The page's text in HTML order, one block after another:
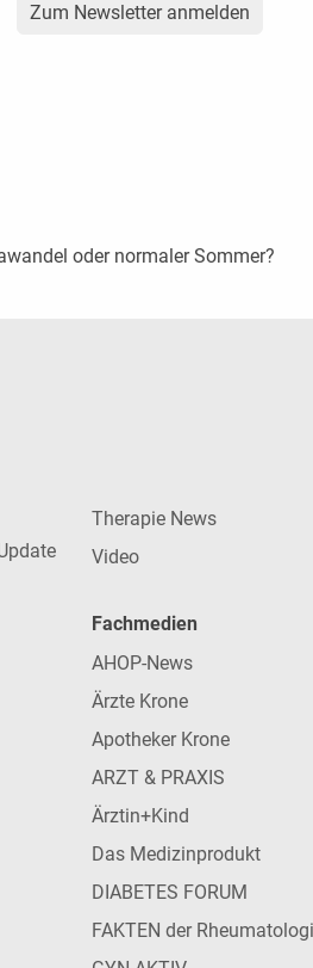
Zum Newsletter anmelden
oder normaler Sommer?
Therapie News
Video
Fachmedien
AHOP-News
Ärzte Krone
Apotheker Krone
ARZT & PRAXIS
Ärztin+Kind
Das Medizinprodukt
DIABETES FORUM
FAKTEN der